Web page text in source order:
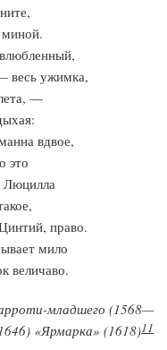
весь ужимка,
—
вдвое,
это
Люцилла
право.
мило
величаво.
младшего (1568—
«Ярмарка» (1618)11